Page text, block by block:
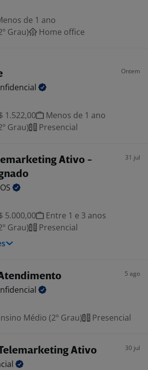
de 1 ano
Grau)
Home office
Ontem
1.522,00
Menos de 1 ano
Grau)
Presencial
Ativo -
31 jul
5.000,00
Entre 1 e 3 anos
Grau)
Presencial
5 ago
Médio (2º Grau) Presencial
Ativo 30 jul